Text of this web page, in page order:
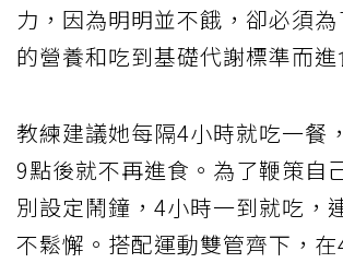
力，因為明明並不餓，卻必須
的營養和吃到基礎代謝標準而進
教練建議她每隔4小時就吃一餐
9點後就不再進食。為了鞭策自
別設定鬧鐘，4小時一到就吃，
不鬆懈。搭配運動雙管齊下，